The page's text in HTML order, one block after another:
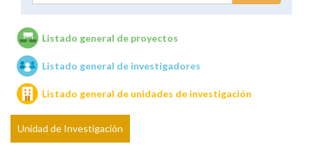
Unidades de investigación
Listado general de proyectos
Listado general de investigadores
Listado general de unidades de investigación
Unidad de Investigación